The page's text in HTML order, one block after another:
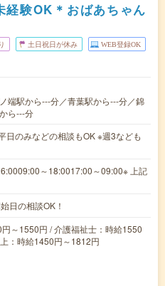
験OK＊おばあちゃん
土日祝日が休み WEB登録OK
端駅から---分／青葉駅から---分／錦
ら---分
日のみなどの相談もOK ※週3なども
～18:0017:00～09:00※ 上記
日の相談OK！
～1550円 / 介護福祉士：時給1550
：時給1450円～1812円